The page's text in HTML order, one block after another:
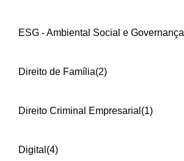
ESG - Ambiental Social e Governança
Direito de Família(2)
Direito Criminal Empresarial (1)
Digital (4)